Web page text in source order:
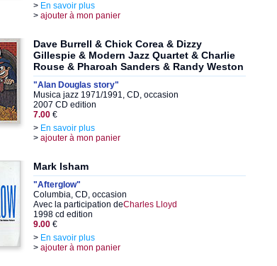
> En savoir plus
> ajouter à mon panier
Dave Burrell & Chick Corea & Dizzy
Gillespie & Modern Jazz Quartet & Charlie
Rouse & Pharoah Sanders & Randy Weston
"Alan Douglas story"
Musica jazz 1971/1991, CD, occasion
2007 CD edition
7.00 €
> En savoir plus
> ajouter à mon panier
Mark Isham
"Afterglow"
Columbia, CD, occasion
Avec la participation deCharles Lloyd
1998 cd edition
9.00 €
> En savoir plus
> ajouter à mon panier